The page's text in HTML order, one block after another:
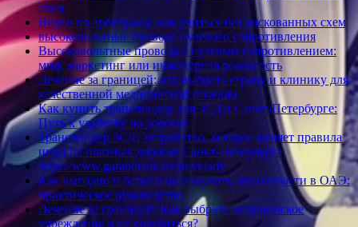
схем
Видео по арбитражу: как учиться без рискованных схем
высоковольтные провода нулевого сопротивления
Высоковольтные провода с нулевым сопротивлением:
миф, маркетинг или инженерная реальность
Лечение за границей: как выбрать страну и клинику для
качественной медицинской помощи
Как купить транспондер для ЗСД в Санкт-Петербурге:
Путь к удобству на дорогах
Транспондер ЗСД: Устройство, которое меняет правила
игры на платных дорогах Санкт-Петербурга
https://www.garantbank.uz/ru/vklady
Как выгодно и безопасно покупать автозапчасти в ОАЭ:
практическое руководство
Лечение за границей: Как выбрать медицинское
учреждение и не ошибиться?